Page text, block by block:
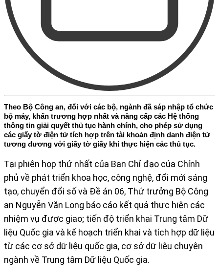
Theo Bộ Công an, đối với các bộ, ngành đã sáp nhập tổ chức
bộ máy, khẩn trương hợp nhất và nâng cấp các Hệ thống
thông tin giải quyết thủ tục hành chính, cho phép sử dụng
các giấy tờ điện tử tích hợp trên tài khoản định danh điện tử
tương đương với giấy tờ giấy khi thực hiện các thủ tục.
Tại phiên họp thứ nhất của Ban Chỉ đạo của Chính
phủ về phát triển khoa học, công nghệ, đổi mới sáng
tạo, chuyển đổi số và Đề án 06, Thứ trưởng Bộ Công
an Nguyễn Văn Long báo cáo kết quả thực hiện các
nhiệm vụ được giao; tiến độ triển khai Trung tâm Dữ
liệu Quốc gia và kế hoạch triển khai và tích hợp dữ liệu
từ các cơ sở dữ liệu quốc gia, cơ sở dữ liệu chuyên
ngành về Trung tâm Dữ liệu Quốc gia.